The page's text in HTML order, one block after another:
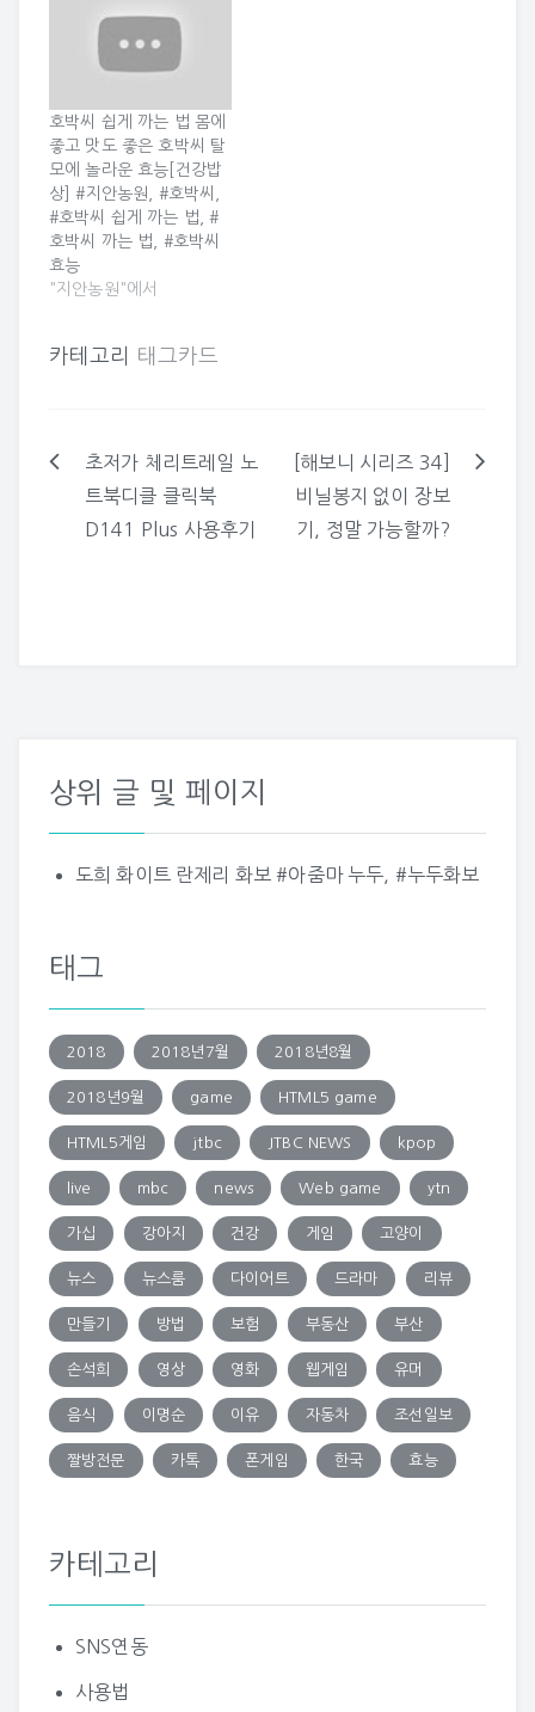
들어있다 2. 각종 영양소
가 풍부하다 3. 몇 가지 암
위험을 줄인다 4. 전립선
5. 심장 건강을 향상시킨
다 6. 혈당을 낮춘다 7. 잠
을 잘…
호박씨 쉽게 까는 법 몸에
좋고 맛도 좋은 호박씨 탈
모에 놀라운 효능[건강밥
상] #지안농원, #호박씨,
#호박씨 쉽게 까는 법, #
호박씨 까는 법, #호박씨
효능
"지안농원"에서
카테고리 태그카드
글
초저가 체리트레일 노
트북디클 클릭북
D141 Plus 사용후기
[해보니 시리즈 34]
비닐봉지 없이 장보
기, 정말 가능할까?
상위 글 및 페이지
도희 화이트 란제리 화보 #아줌마 누두, #누두화보
태그
2018 2018년7월 2018년8월
2018년9월 game HTML5 game
HTML5게임 jtbc JTBC NEWS kpop
live mbc news Web game ytn
가십 강아지 건강 게임 고양이
뉴스 뉴스룸 다이어트 드라마 리뷰
만들기 방법 보험 부동산 부산
손석희 영상 영화 웹게임 유머
음식 이명순 이유 자동차 조선일보
짤방전문 카톡 폰게임 한국 효능
카테고리
SNS연동
사용법